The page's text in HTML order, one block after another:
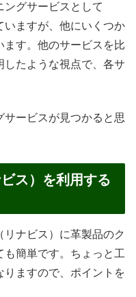
グサービスとして
いますが、他にいくつか
ます。他のサービスを比
たような視点で、各サ
サービスが見つかると思
ス）を利用する
ナビス）に革製品のク
も簡単です。ちょっと工
りますので、ポイントを